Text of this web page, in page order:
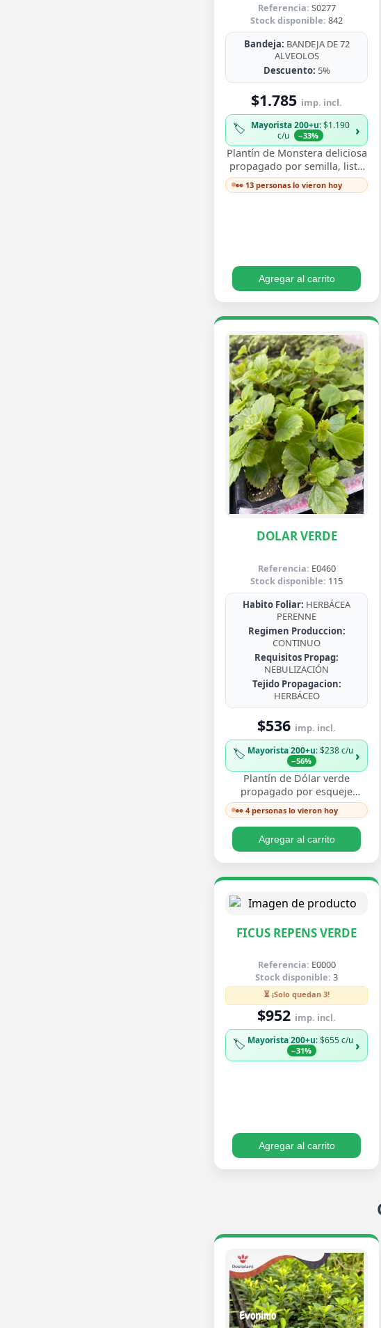
Referencia: S0277
Stock disponible: 842
Bandeja: BANDEJA DE 72
ALVEOLOS
Descuento: 5%
$1.785 imp. incl.
🏷️ Mayorista 200+u: $1.190
c/u
−33% ›
Plantín de Monstera deliciosa
propagado por semilla, listo
para trasplantar y ver crecer
sus icónicas hojas perforadas
👀 13 personas lo vieron hoy
Agregar al carrito
DOLAR VERDE
Referencia: E0460
Stock disponible: 115
Habito Foliar: HERBÁCEA
PERENNE
Regimen Produccion:
CONTINUO
Requisitos Propag:
NEBULIZACIÓN
Tejido Propagacion:
HERBÁCEO
$536 imp. incl.
🏷️ Mayorista 200+u: $238 c/u
−56% ›
Plantín de Dólar verde
propagado por esqueje
enraizado, con hojas
redondeadas de un verde
brillante y crecimiento trepa…
👀 4 personas lo vieron hoy
Agregar al carrito
FICUS REPENS VERDE
Referencia: E0000
Stock disponible: 3
⏳ ¡Solo quedan 3!
$952 imp. incl.
🏷️ Mayorista 200+u: $655 c/u
−31% ›
Agregar al carrito